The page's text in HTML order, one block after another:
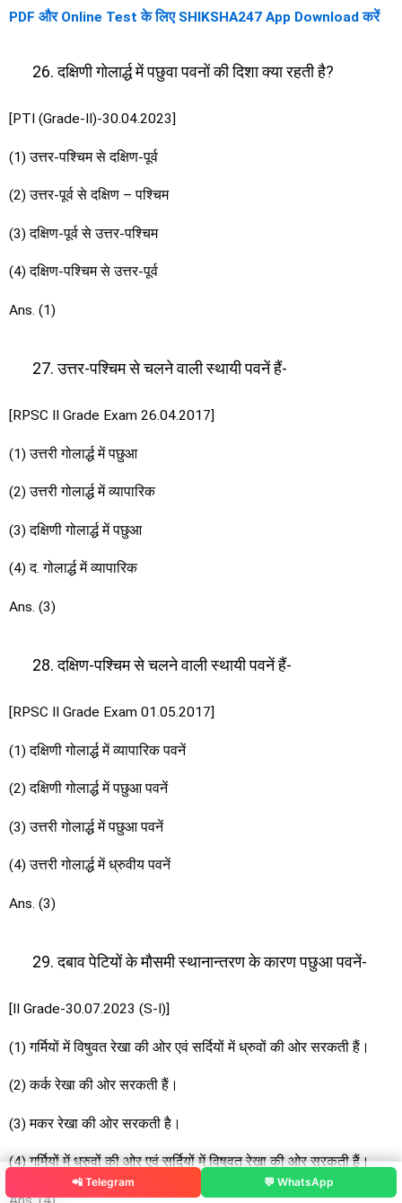
PDF और Online Test के लिए SHIKSHA247 App Download करें
दक्षिणी गोलार्द्ध में पछुवा पवनों की दिशा क्या रहती है?
[PTI (Grade-II)-30.04.2023]
(1) उत्तर-पश्चिम से दक्षिण-पूर्व
(2) उत्तर-पूर्व से दक्षिण – पश्चिम
(3) दक्षिण-पूर्व से उत्तर-पश्चिम
(4) दक्षिण-पश्चिम से उत्तर-पूर्व
Ans. (1)
उत्तर-पश्चिम से चलने वाली स्थायी पवनें हैं-
[RPSC II Grade Exam 26.04.2017]
(1) उत्तरी गोलार्द्ध में पछुआ
(2) उत्तरी गोलार्द्ध में व्यापारिक
(3) दक्षिणी गोलार्द्ध में पछुआ
(4) द. गोलार्द्ध में व्यापारिक
Ans. (3)
दक्षिण-पश्चिम से चलने वाली स्थायी पवनें हैं-
[RPSC II Grade Exam 01.05.2017]
(1) दक्षिणी गोलार्द्ध में व्यापारिक पवनें
(2) दक्षिणी गोलार्द्ध में पछुआ पवनें
(3) उत्तरी गोलार्द्ध में पछुआ पवनें
(4) उत्तरी गोलार्द्ध में ध्रुवीय पवनें
Ans. (3)
दबाव पेटियों के मौसमी स्थानान्तरण के कारण पछुआ पवनें-
[II Grade-30.07.2023 (S-I)]
(1) गर्मियों में विषुवत रेखा की ओर एवं सर्दियों में ध्रुवों की ओर सरकती हैं।
(2) कर्क रेखा की ओर सरकती हैं।
(3) मकर रेखा की ओर सरकती है।
(4) गर्मियों में ध्रुवों की ओर एवं सर्दियों में विषुवत रेखा की ओर सरकती हैं।
📲 Telegram 💬 WhatsApp